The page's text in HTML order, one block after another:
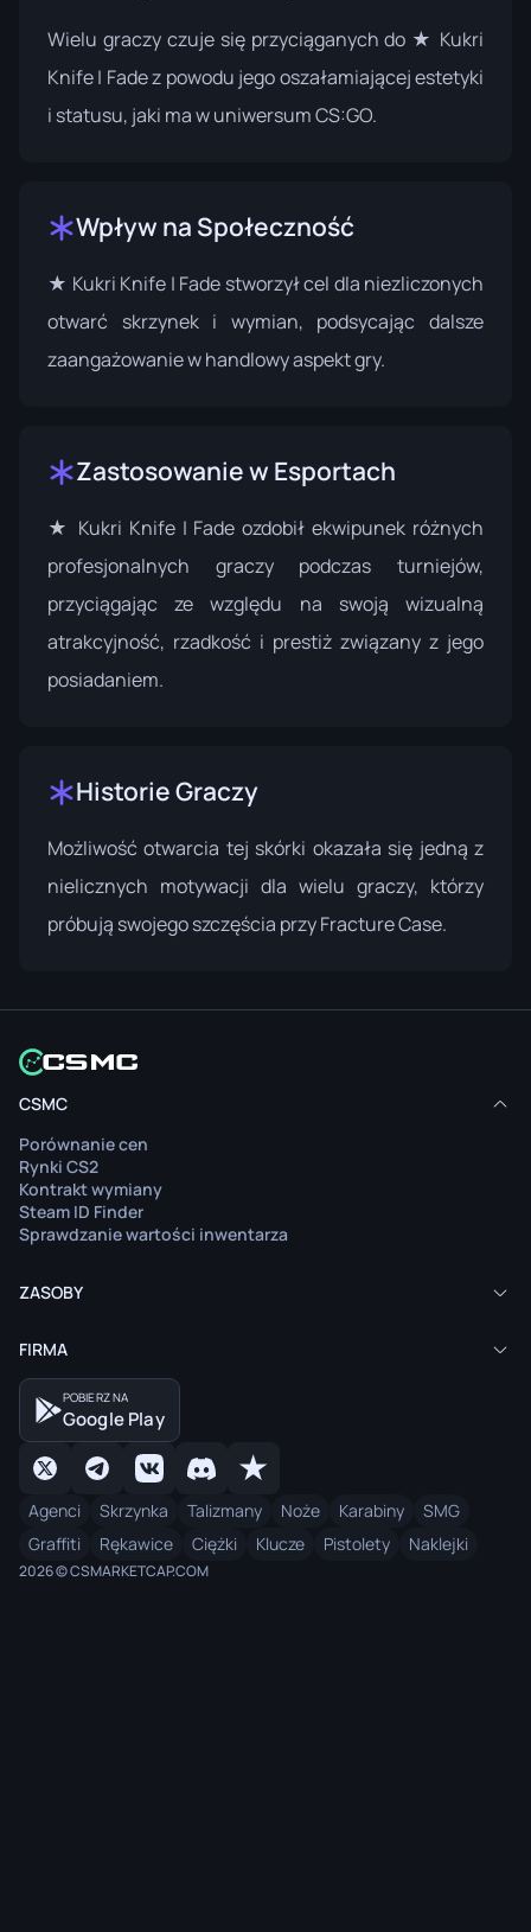
Wielu graczy czuje się przyciąganych do ★ Kukri
Knife | Fade z powodu jego oszałamiającej estetyki
i statusu, jaki ma w uniwersum CS:GO.
Wpływ na Społeczność
★ Kukri Knife | Fade stworzył cel dla niezliczonych
otwarć skrzynek i wymian, podsycając dalsze
zaangażowanie w handlowy aspekt gry.
Zastosowanie w Esportach
★ Kukri Knife | Fade ozdobił ekwipunek różnych
profesjonalnych graczy podczas turniejów,
przyciągając ze względu na swoją wizualną
atrakcyjność, rzadkość i prestiż związany z jego
posiadaniem.
Historie Graczy
Możliwość otwarcia tej skórki okazała się jedną z
nielicznych motywacji dla wielu graczy, którzy
próbują swojego szczęścia przy Fracture Case.
CSMC
Porównanie cen
Rynki CS2
Kontrakt wymiany
Steam ID Finder
Sprawdzanie wartości inwentarza
ZASOBY
FIRMA
POBIERZ NA
Google Play
Agenci Skrzynka Talizmany Noże Karabiny
SMG
Graffiti
Rękawice Ciężki Klucze Pistolety Naklejki
2026 © CSMARKETCAP.COM